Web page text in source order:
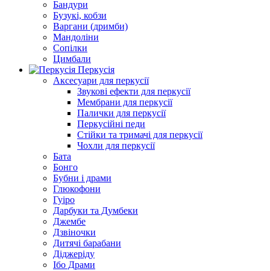
Бандури
Бузукі, кобзи
Варгани (дримби)
Мандоліни
Сопілки
Цимбали
Перкусія
Аксесуари для перкусії
Звукові ефекти для перкусії
Мембрани для перкусії
Палички для перкусії
Перкусійні педи
Стійки та тримачі для перкусії
Чохли для перкусії
Бата
Бонго
Бубни і драми
Глюкофони
Гуіро
Дарбуки та Думбеки
Джембе
Дзвіночки
Дитячі барабани
Діджеріду
Ібо Драми